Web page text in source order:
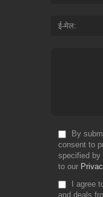
ई-मेल
By
consent to
specified by
to our
I agree
and deals